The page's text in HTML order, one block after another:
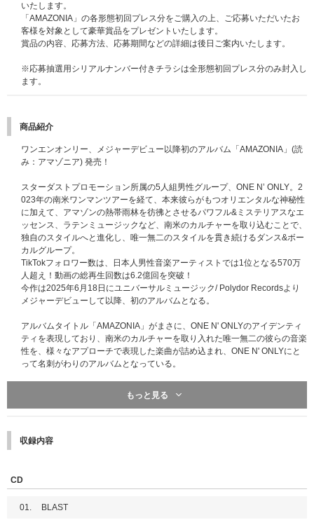
いたします。
「AMAZONIA」の各形態初回プレス分をご購入の上、ご応募いただいたお
客様を対象として豪華賞品をプレゼントいたします。
賞品の内容、応募方法、応募期間などの詳細は後日ご案内いたします。
※応募抽選用シリアルナンバー付きチラシは全形態初回プレス分のみ封入し
ます。
商品紹介
ワンエンオンリー、メジャーデビュー以降初のアルバム「AMAZONIA」(読
み：アマゾニア) 発売！
スターダストプロモーション所属の5人組男性グループ、ONE N’ ONLY。2
023年の南米ワンマンツアーを経て、本来彼らがもつオリエンタルな神秘性
に加えて、アマゾンの熱帯雨林を彷彿とさせるパワフル&ミステリアスなエ
ッセンス、ラテンミュージックなど、南米のカルチャーを取り込むことで、
独自のスタイルへと進化し、唯一無二のスタイルを貫き続けるダンス&ボー
カルグループ。
TikTokフォロワー数は、日本人男性音楽アーティストでは1位となる570万
人超え！動画の総再生回数は6.2億回を突破！
今作は2025年6月18日にユニバーサルミュージック/ Polydor Recordsより
メジャーデビューして以降、初のアルバムとなる。
アルバムタイトル「AMAZONIA」がまさに、ONE N' ONLYのアイデンティ
ティを表現しており、南米のカルチャーを取り入れた唯一無二の彼らの音楽
性を、様々なアプローチで表現した楽曲が詰め込まれ、ONE N' ONLYにと
って名刺がわりのアルバムとなっている。
アルバムは全5形態の発売となっており、初回限定盤A・初回限定盤Bには今
回のアルバム制作に密着したここでしか見られない特典映像やフォトブック
【UNIVERSAL MUSIC STORE限定盤（ CD＋グッズ）】
・CDは通常盤/初回プレス(UPCH-7790)を付属
※SWAG限定盤とUNIVERSAL MUSIC STORE限定盤のラバーストラップは
もっと見る
収録内容
CD
01. BLAST